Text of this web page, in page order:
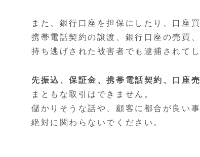
また、銀行口座を担保にしたり、口座
携帯電話契約の譲渡、銀行口座の売買
持ち逃げされた被害者でも逮捕されて
先振込、保証金、携帯電話契約、口座
まともな取引はできません。
儲かりそうな話や、顧客に都合が良い
絶対に関わらないでください。